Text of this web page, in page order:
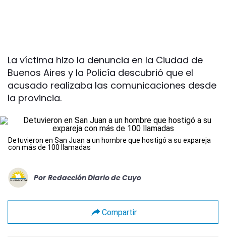
La víctima hizo la denuncia en la Ciudad de
Buenos Aires y la Policía descubrió que el
acusado realizaba las comunicaciones desde
la provincia.
Detuvieron en San Juan a un hombre que hostigó a su expareja
con más de 100 llamadas
Por Redacción Diario de Cuyo
Compartir